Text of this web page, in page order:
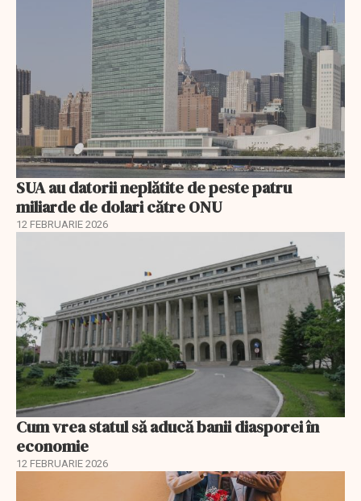
SUA au datorii neplătite de peste patru
miliarde de dolari către ONU
12 FEBRUARIE 2026
Cum vrea statul să aducă banii diasporei în
economie
12 FEBRUARIE 2026